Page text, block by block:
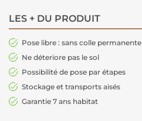
LES + DU PRODUIT
Pose libre : sans colle permanente
Ne déteriore pas le sol
Possibilité de pose par étapes
Stockage et transports aisés
Garantie 7 ans habitat